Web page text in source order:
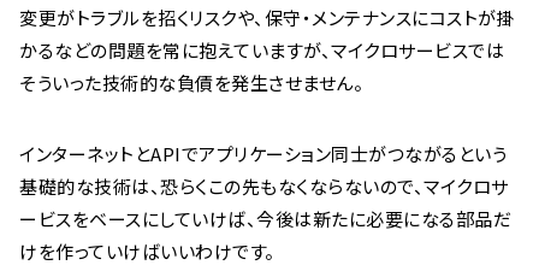
変更がトラブルを招くリスクや、保守・メンテナンスにコストが掛
かるなどの問題を常に抱えていますが、マイクロサービスでは
そういった技術的な負債を発生させません。
インターネットとAPIでアプリケーション同士がつながるという
基礎的な技術は、恐らくこの先もなくならないので、マイクロサ
ービスをベースにしていけば、今後は新たに必要になる部品だ
けを作っていけばいいわけです。